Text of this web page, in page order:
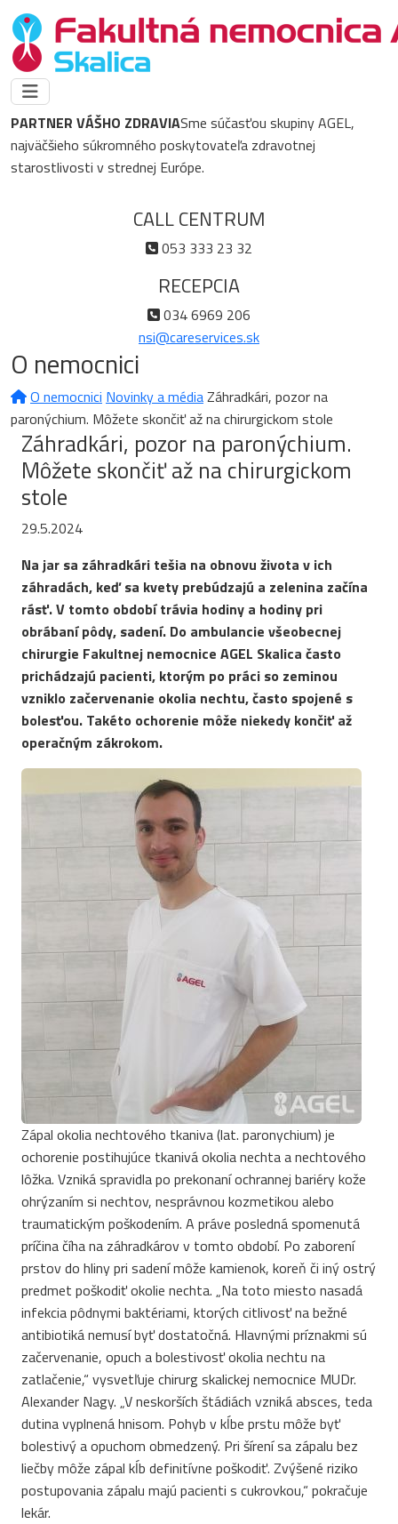
PARTNER VÁŠHO ZDRAVIASme súčasťou skupiny AGEL,
najväčšieho súkromného poskytovateľa zdravotnej
starostlivosti v strednej Európe.
CALL CENTRUM
053 333 23 32
RECEPCIA
034 6969 206
nsi@careservices.sk
O nemocnici
O nemocnici Novinky a médiaZáhradkári, pozor na
paronýchium. Môžete skončiť až na chirurgickom stole
Záhradkári, pozor na paronýchium.
Môžete skončiť až na chirurgickom
stole
29.5.2024
Na jar sa záhradkári tešia na obnovu života v ich
záhradách, keď sa kvety prebúdzajú a zelenina začína
rásť. V tomto období trávia hodiny a hodiny pri
obrábaní pôdy, sadení. Do ambulancie všeobecnej
chirurgie Fakultnej nemocnice AGEL Skalica často
prichádzajú pacienti, ktorým po práci so zeminou
vzniklo začervenanie okolia nechtu, často spojené s
bolesťou. Takéto ochorenie môže niekedy končiť až
operačným zákrokom.
Zápal okolia nechtového tkaniva (lat. paronychium) je
ochorenie postihujúce tkanivá okolia nechta a nechtového
lôžka. Vzniká spravidla po prekonaní ochrannej bariéry kože
ohrýzaním si nechtov, nesprávnou kozmetikou alebo
traumatickým poškodením. A práve posledná spomenutá
príčina číha na záhradkárov v tomto období. Po zaborení
prstov do hliny pri sadení môže kamienok, koreň či iný ostrý
predmet poškodiť okolie nechta. „Na toto miesto nasadá
infekcia pôdnymi baktériami, ktorých citlivosť na bežné
antibiotiká nemusí byť dostatočná. Hlavnými príznakmi sú
začervenanie, opuch a bolestivosť okolia nechtu na
zatlačenie,“ vysvetľuje chirurg skalickej nemocnice MUDr.
Alexander Nagy. „V neskorších štádiách vzniká absces, teda
dutina vyplnená hnisom. Pohyb v kĺbe prstu môže byť
bolestivý a opuchom obmedzený. Pri šírení sa zápalu bez
liečby môže zápal kĺb definitívne poškodiť. Zvýšené riziko
postupovania zápalu majú pacienti s cukrovkou,“ pokračuje
lekár.